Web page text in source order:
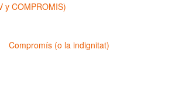
y COMPROMIS)
Compromís (o la indignitat)